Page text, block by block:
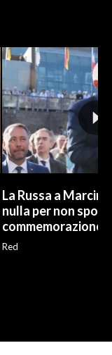
La Russa a
nulla per non
commemorazione
Red